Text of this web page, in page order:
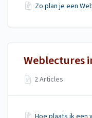
Zo plan je een
Weblectures
2 Articles